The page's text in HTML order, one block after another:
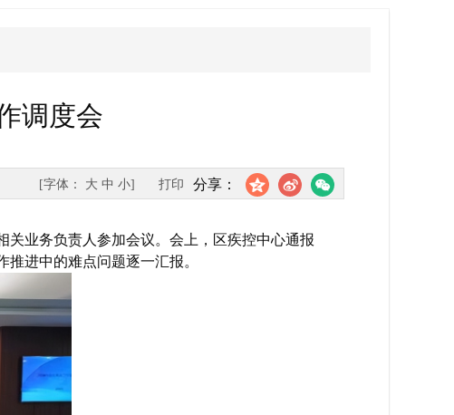
调度会
分享：
[字体： 大 中 小] 打印
业务负责人参加会议。会上，区疾控中心通报
进中的难点问题逐一汇报。